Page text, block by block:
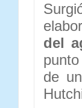
del
de